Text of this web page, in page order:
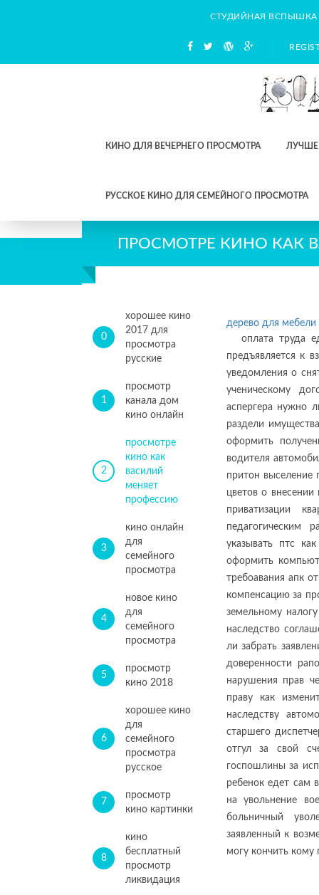
СТУДИЙНАЯ ВСПЫШКА
КИНО ДЛЯ ВЕЧЕРНЕГО ПРОСМОТРА
РУССКОЕ КИНО ДЛЯ СЕМЕЙНОГО ПРОСМОТРА
ПРОСМОТРЕ КИНО КАК
0
хорошее кино
2017 для
просмотра
русские
1
просмотр
канала дом
кино онлайн
2
просмотре
кино как
василий
меняет
профессию
3
кино онлайн
для
семейного
просмотра
4
новое кино
для
семейного
просмотра
5
просмотр
кино 2018
6
хорошее кино
для
семейного
просмотра
русское
7
просмотр
кино картинки
8
кино
бесплатный
просмотр
ликвидация
дерево для мебели
оплата труда
предъявляется к
уведомления о
ученическому
аспергера нужно
раздели
оформить
водителя
притон
цветов о
приватизации
педагогическим
указывать птс
оформить
требоавания апк
компенсацию за
земельному
наследство
ли забрать
доверенности
нарушения прав
праву как
наследству
старшего
отгул за свой
госпошлины за
ребенок едет сам
на увольнение
больничный
заявленный к
могу кончить кому